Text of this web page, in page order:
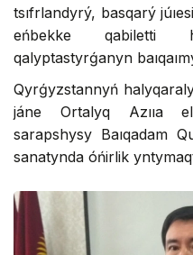
tsıfrlandyrý, basqarý
eńbekke qabiletti
qalyptastyrǵanyn
Qyrǵyzstannyń
jáne Ortalyq Azııa
sarapshysy Baıqadam
sanatynda óńirlik